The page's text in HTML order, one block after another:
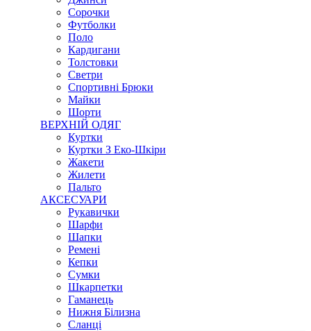
Сорочки
Футболки
Поло
Кардигани
Толстовки
Светри
Спортивні Брюки
Майки
Шорти
ВЕРХНІЙ ОДЯГ
Куртки
Куртки З Еко-Шкіри
Жакети
Жилети
Пальто
АКСЕСУАРИ
Рукавички
Шарфи
Шапки
Ремені
Кепки
Сумки
Шкарпетки
Гаманець
Нижня Білизна
Сланці